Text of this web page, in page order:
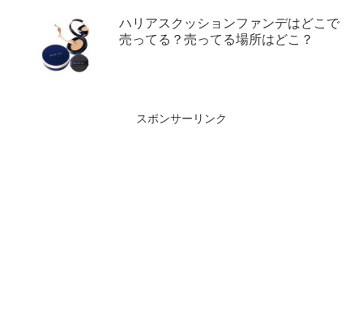
ハリアスクッションファンデはどこで
売ってる？売ってる場所はどこ？
スポンサーリンク